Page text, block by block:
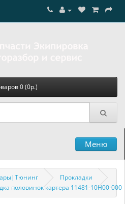
0 (0р.)
Меню
Прокладки
половинок картера 11481-10H00-000